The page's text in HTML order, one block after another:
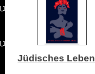
Jüdisches Leben